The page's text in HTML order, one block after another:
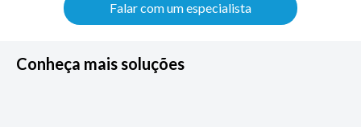
Falar com um especialista
Conheça mais soluções